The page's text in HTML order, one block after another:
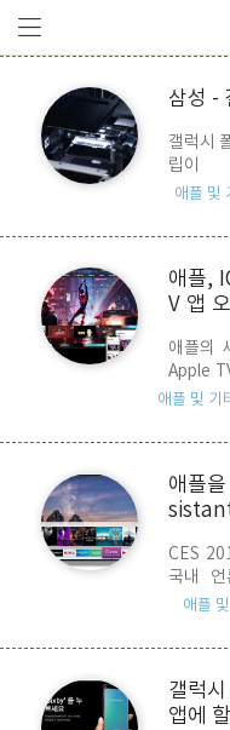
삼성 -
갤럭시
립이
기도 했
고.. 삼
을 통해
런 영상
이 영상
점이 좀
스플레
애플 및
애플,
V 앱
지원
애플의
Apple
가에서
통한 스
Aple
니다.
다(업데
성 이 외
내로
애플 및 기
애플
CES
국내
통해
애플
갤럭
앱에